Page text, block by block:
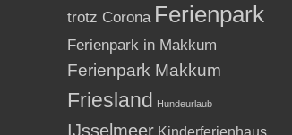
trotz Corona Ferienpark
Ferienpark in Makkum
Ferienpark Makkum
Friesland Hundeurlaub
IJsselmeer Kinderferienhaus